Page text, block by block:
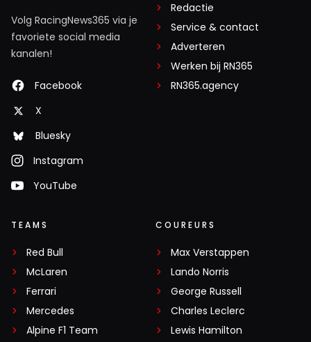
Volg RacingNews365 via je
favoriete social media
kanalen!
Facebook
X
Bluesky
Instagram
YouTube
Redactie
Service & contact
Adverteren
Werken bij RN365
RN365.agency
TEAMS
Red Bull
McLaren
Ferrari
Mercedes
Alpine F1 Team
COUREURS
Max Verstappen
Lando Norris
George Russell
Charles Leclerc
Lewis Hamilton